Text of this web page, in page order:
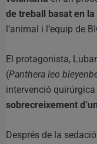
de treball basat en
l’animal i l’equip de
El protagonista,
(Panthera leo
intervenció
sobrecreixement
Després de la